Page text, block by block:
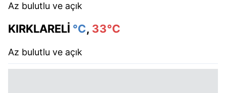
Az bulutlu ve açık
KIRKLARELİ °C, 33°C
Az bulutlu ve açık